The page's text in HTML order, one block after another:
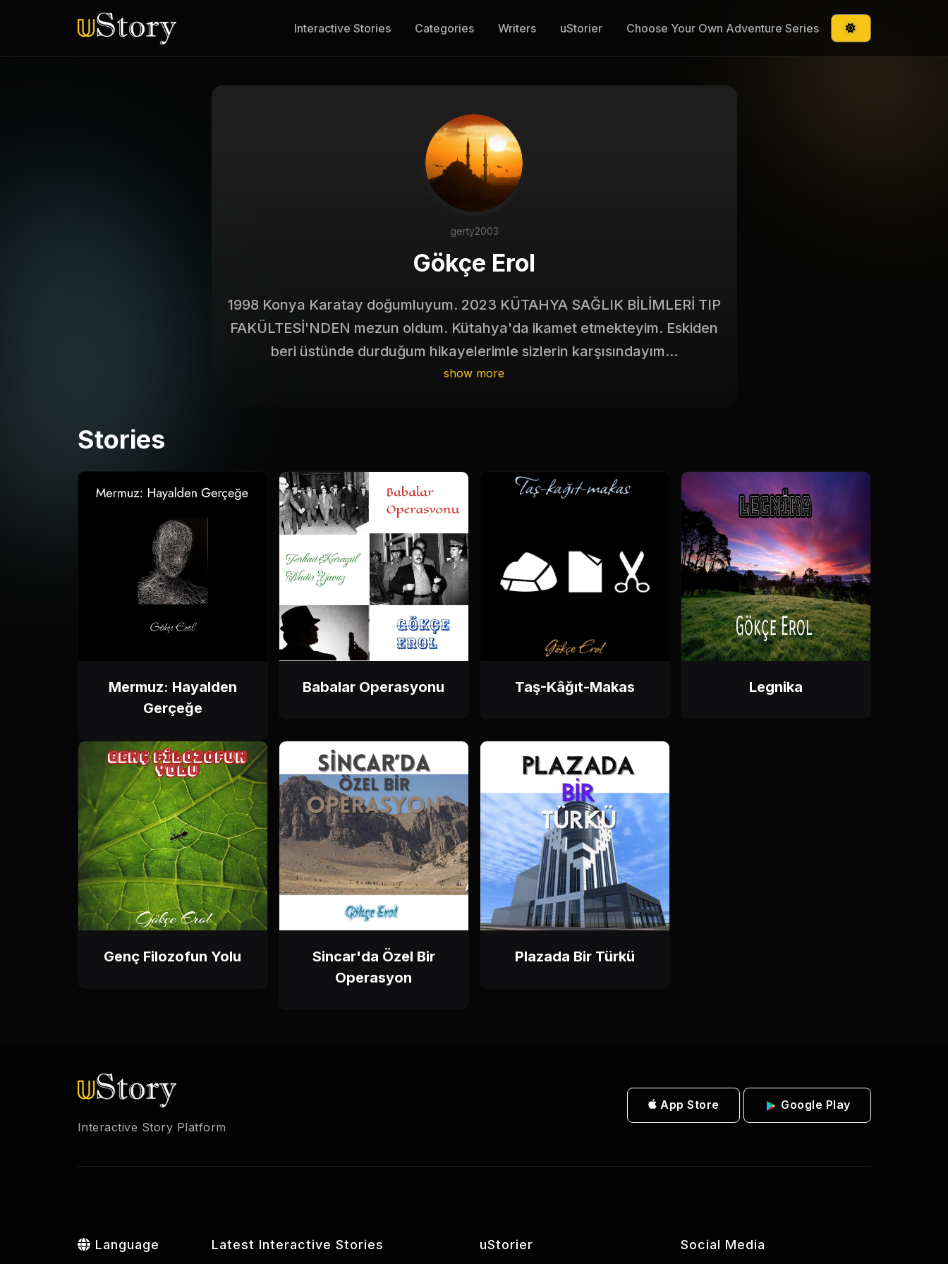
Interactive Stories Categories Writers uStorier Choose Your Own Adventure Series
gerty2003
Gökçe Erol
1998 Konya Karatay doğumluyum. 2023 KÜTAHYA SAĞLIK BİLİMLERİ TIP
FAKÜLTESİ'NDEN mezun oldum. Kütahya'da ikamet etmekteyim. Eskiden
beri üstünde durduğum hikayelerimle sizlerin karşısındayım...
show more
Stories
Mermuz: Hayalden
Gerçeğe
Babalar Operasyonu Taş-Kâğıt-Makas Legnika
Genç Filozofun Yolu
Sincar'da Özel Bir
Operasyon
Plazada Bir Türkü
Interactive Story Platform
App Store Google Play
Language Latest Interactive Stories uStorier Social Media